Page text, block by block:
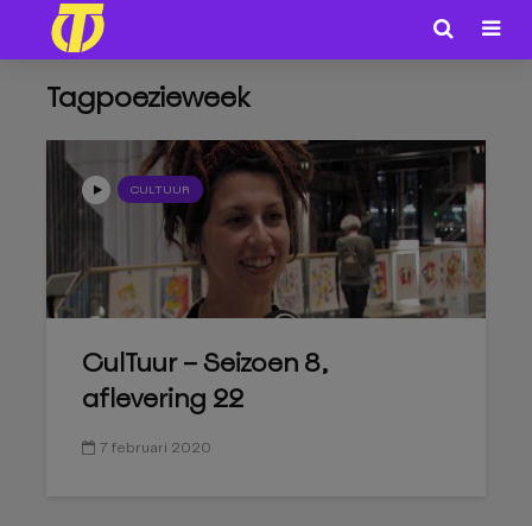
Tagpoezieweek
CULTUUR
CulTuur – Seizoen 8,
aflevering 22
7 februari 2020